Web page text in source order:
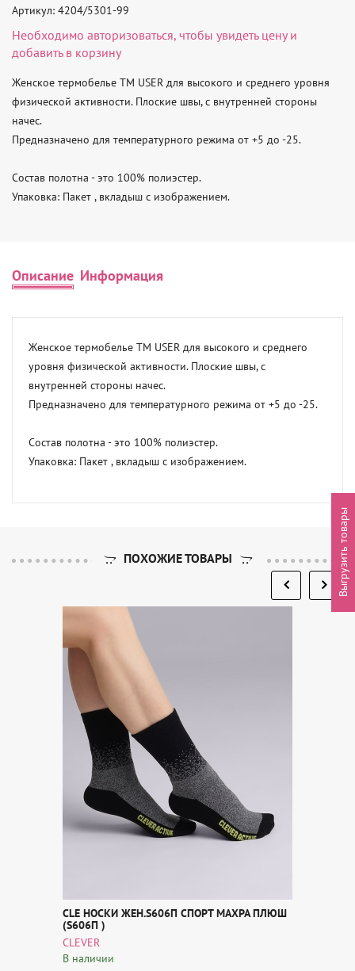
Артикул: 4204/5301-99
Необходимо авторизоваться, чтобы увидеть цену и
добавить в корзину
Женское термобелье ТМ USER для высокого и среднего уровня
физической активности. Плоские швы, с внутренней стороны
начес.
Предназначено для температурного режима от +5 до -25.
Состав полотна - это 100% полиэстер.
Упаковка: Пакет , вкладыш с изображением.
Описание Информация
Женское термобелье ТМ USER для высокого и среднего
уровня физической активности. Плоские швы, с
внутренней стороны начес.
Предназначено для температурного режима от +5 до -25.
Состав полотна - это 100% полиэстер.
Упаковка: Пакет , вкладыш с изображением.
ПОХОЖИЕ ТОВАРЫ
CLE НОСКИ ЖЕН.S606П СПОРТ МАХРА ПЛЮШ
(S606П )
CLEVER
В наличии
Выгрузить товары